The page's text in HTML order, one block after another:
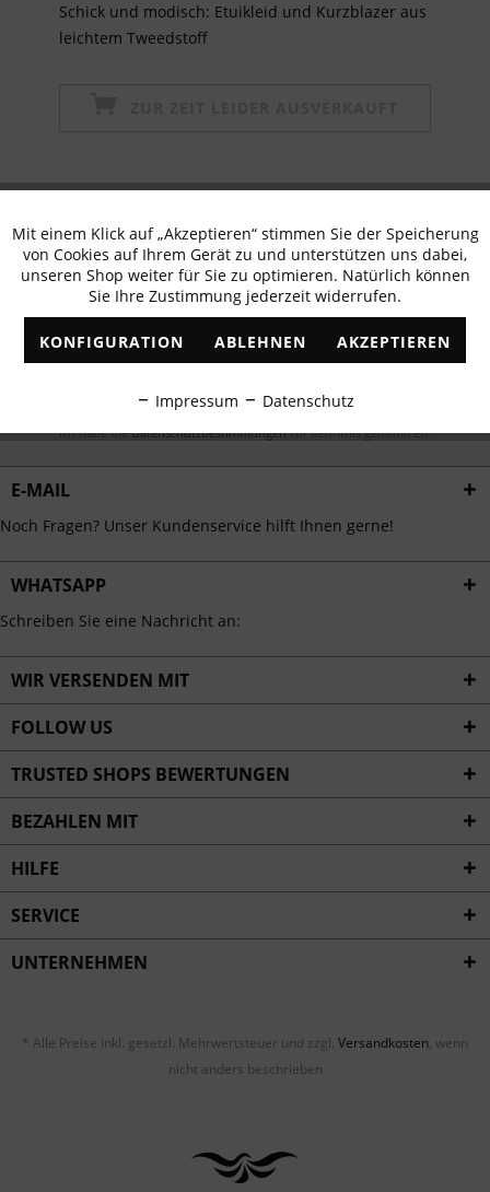
Schick und modisch: Etuikleid und Kurzblazer aus
leichtem Tweedstoff
erhalten
✓ Exklusive Angebote ✓ Die aktuellsten Trends
ABONNIEREN
Ich habe dieDatenschutzbestimmungenzur Kenntnis genommen.
E-MAIL
Noch Fragen? Unser Kundenservice hilft Ihnen gerne!
WHATSAPP
Schreiben Sie eine Nachricht an:
WIR VERSENDEN MIT
FOLLOW US
TRUSTED SHOPS BEWERTUNGEN
BEZAHLEN MIT
HILFE
SERVICE
UNTERNEHMEN
* Alle Preise inkl. gesetzl. Mehrwertsteuer und zzgl. Versandkosten, wenn
nicht anders beschrieben
Funktionale Aktiv
Marketing Inaktiv
Tracking Inaktiv
Personalisierung Inaktiv
Service
Mit einem Klick auf „Akzeptieren“ stimmen Sie der Speicherung
von Cookies auf Ihrem Gerät zu und unterstützen uns dabei,
unseren Shop weiter für Sie zu optimieren. Natürlich können
Sie Ihre Zustimmung jederzeit widerrufen.
KONFIGURATION ABLEHNEN AKZEPTIEREN
Impressum Datenschutz